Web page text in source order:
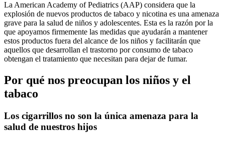
La American Academy of Pediatrics (AAP) considera que la
explosión de nuevos productos de tabaco y nicotina es una amenaza
grave para la salud de niños y adolescentes. Esta es la razón por la
que apoyamos firmemente las medidas que ayudarán a mantener
estos productos fuera del alcance de los niños y facilitarán que
aquellos que desarrollan el trastorno por consumo de tabaco
obtengan el tratamiento que necesitan para dejar de fumar.
Por qué nos preocupan los niños y el
tabaco
Los cigarrillos no son la única amenaza para la
salud de nuestros hijos